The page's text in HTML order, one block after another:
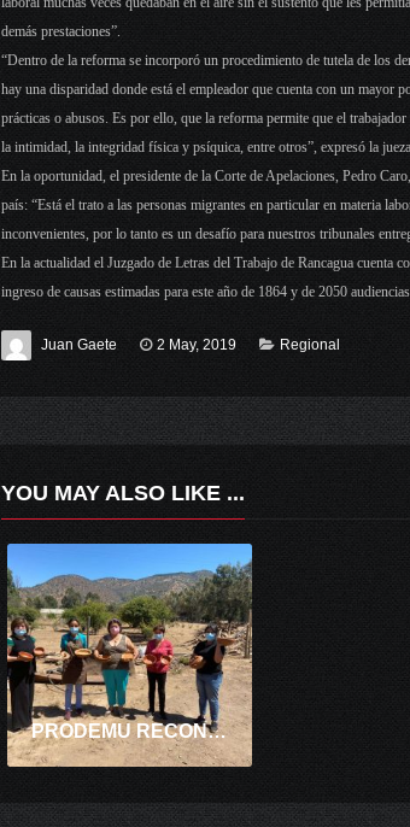
demás prestaciones”.
“Dentro de la reforma se incorporó un procedimiento de tutela de los
hay una disparidad donde está el empleador que cuenta con un mayor
prácticas o abusos. Es por ello, que la reforma permite que el
la intimidad, la integridad física y psíquica, entre otros”, expresó la
En la oportunidad, el presidente de la Corte de Apelaciones, Pedro
país: “Está el trato a las personas migrantes en particular en materia
inconvenientes, por lo tanto es un desafío para nuestros tribunales
En la actualidad el Juzgado de Letras del Trabajo de Rancagua cuenta
ingreso de causas estimadas para este año de 1864 y de 2050
Juan Gaete 2 May, 2019 Regional
YOU MAY ALSO LIKE ...
PRODEMU RECONOCE LA VALIOSA LABOR DE LA MUJER EN SU MES